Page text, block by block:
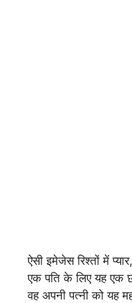
ऐसी इमेजेस रिश्तों में
एक पति के लिए यह एक
वह अपनी पत्नी को यह